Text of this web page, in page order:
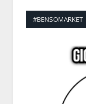
#BENSOMARKET